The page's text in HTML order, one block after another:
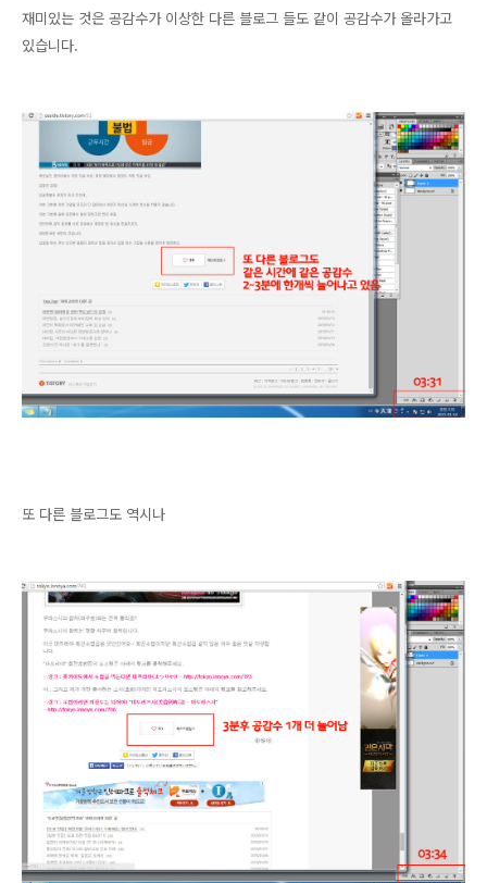
재미있는 것은 공감수가 이상한 다른 블로그 들도 같이 공감수가 올라가고
있습니다.
또 다른 블로그도 역시나